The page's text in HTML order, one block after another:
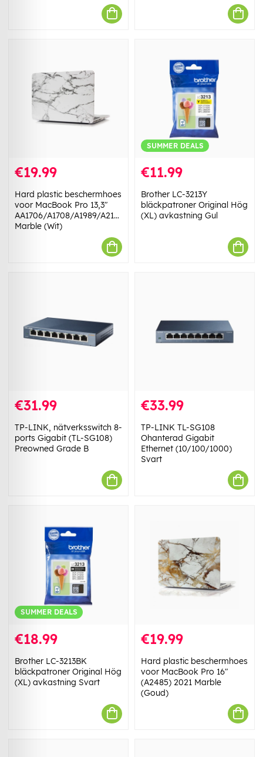
€19.99
Hard plastic beschermhoes
voor MacBook Pro 13,3"
AA1706/A1708/A1989/A2159/A2289/A2251/A2338
Marble (Wit)
SUMMER DEALS
€11.99
Brother LC-3213Y
bläckpatroner Original Hög
(XL) avkastning Gul
€31.99
TP-LINK, nätverksswitch 8-
ports Gigabit (TL-SG108)
Preowned Grade B
€33.99
TP-LINK TL-SG108
Ohanterad Gigabit
Ethernet (10/100/1000)
Svart
SUMMER DEALS
€18.99
Brother LC-3213BK
bläckpatroner Original Hög
(XL) avkastning Svart
€19.99
Hard plastic beschermhoes
voor MacBook Pro 16"
(A2485) 2021 Marble
(Goud)